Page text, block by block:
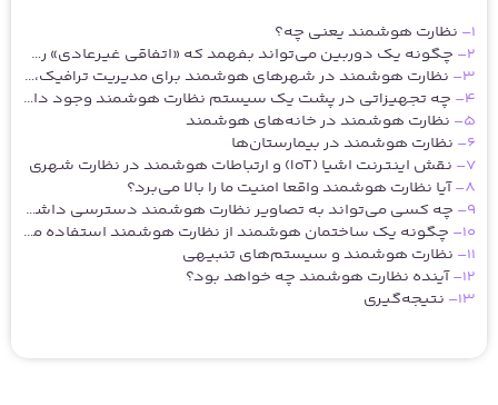
نظارت هوشمند یعنی چه؟
چگونه یک دوربین می‌تواند بفهمد که «اتفاقی غیرعادی» رخ داده است؟
نظارت هوشمند در شهرهای هوشمند برای مدیریت ترافیک، هوا و حتی اضطراب عمومی
چه تجهیزاتی در پشت یک سیستم نظارت هوشمند وجود دارد؟
نظارت هوشمند در خانه‌های هوشمند
نظارت هوشمند در بیمارستان‌ها
نقش اینترنت اشیا (IoT)
و ارتباطات هوشمند در نظارت شهری
آیا نظارت هوشمند واقعا امنیت ما را بالا می‌برد؟
چه کسی می‌تواند به تصاویر نظارت هوشمند دسترسی داشته باشد؟
چگونه یک ساختمان هوشمند از نظارت هوشمند استفاده می‌کند؟
نظارت هوشمند و سیستم‌های تنبیهی
آینده نظارت هوشمند چه خواهد بود؟
نتیجه‌گیری